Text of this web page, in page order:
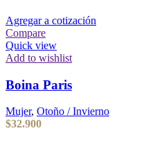
Agregar a cotización
Compare
Quick view
Add to wishlist
Boina Paris
Mujer, Otoño / Invierno
$32.900